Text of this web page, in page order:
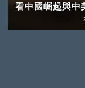
看中國崛起與中